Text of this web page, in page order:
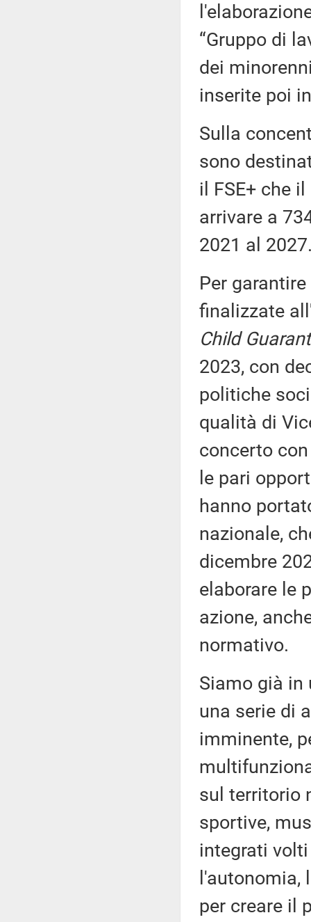
“Gruppo di
dei
inserite poi
Sulla
sono
il FSE+ che
arrivare a
2021 al
Per
finalizzate
Child
2023, con
politiche
qualità di
concerto
le pari
hanno
nazionale,
dicembre
elaborare le
azione,
normativo.
Siamo già in
una serie di
imminente,
sul territorio
sportive,
integrati volti
per creare il